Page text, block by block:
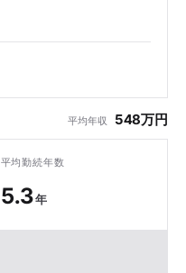
平均年収 548万円
平均勤続年数
5.3年